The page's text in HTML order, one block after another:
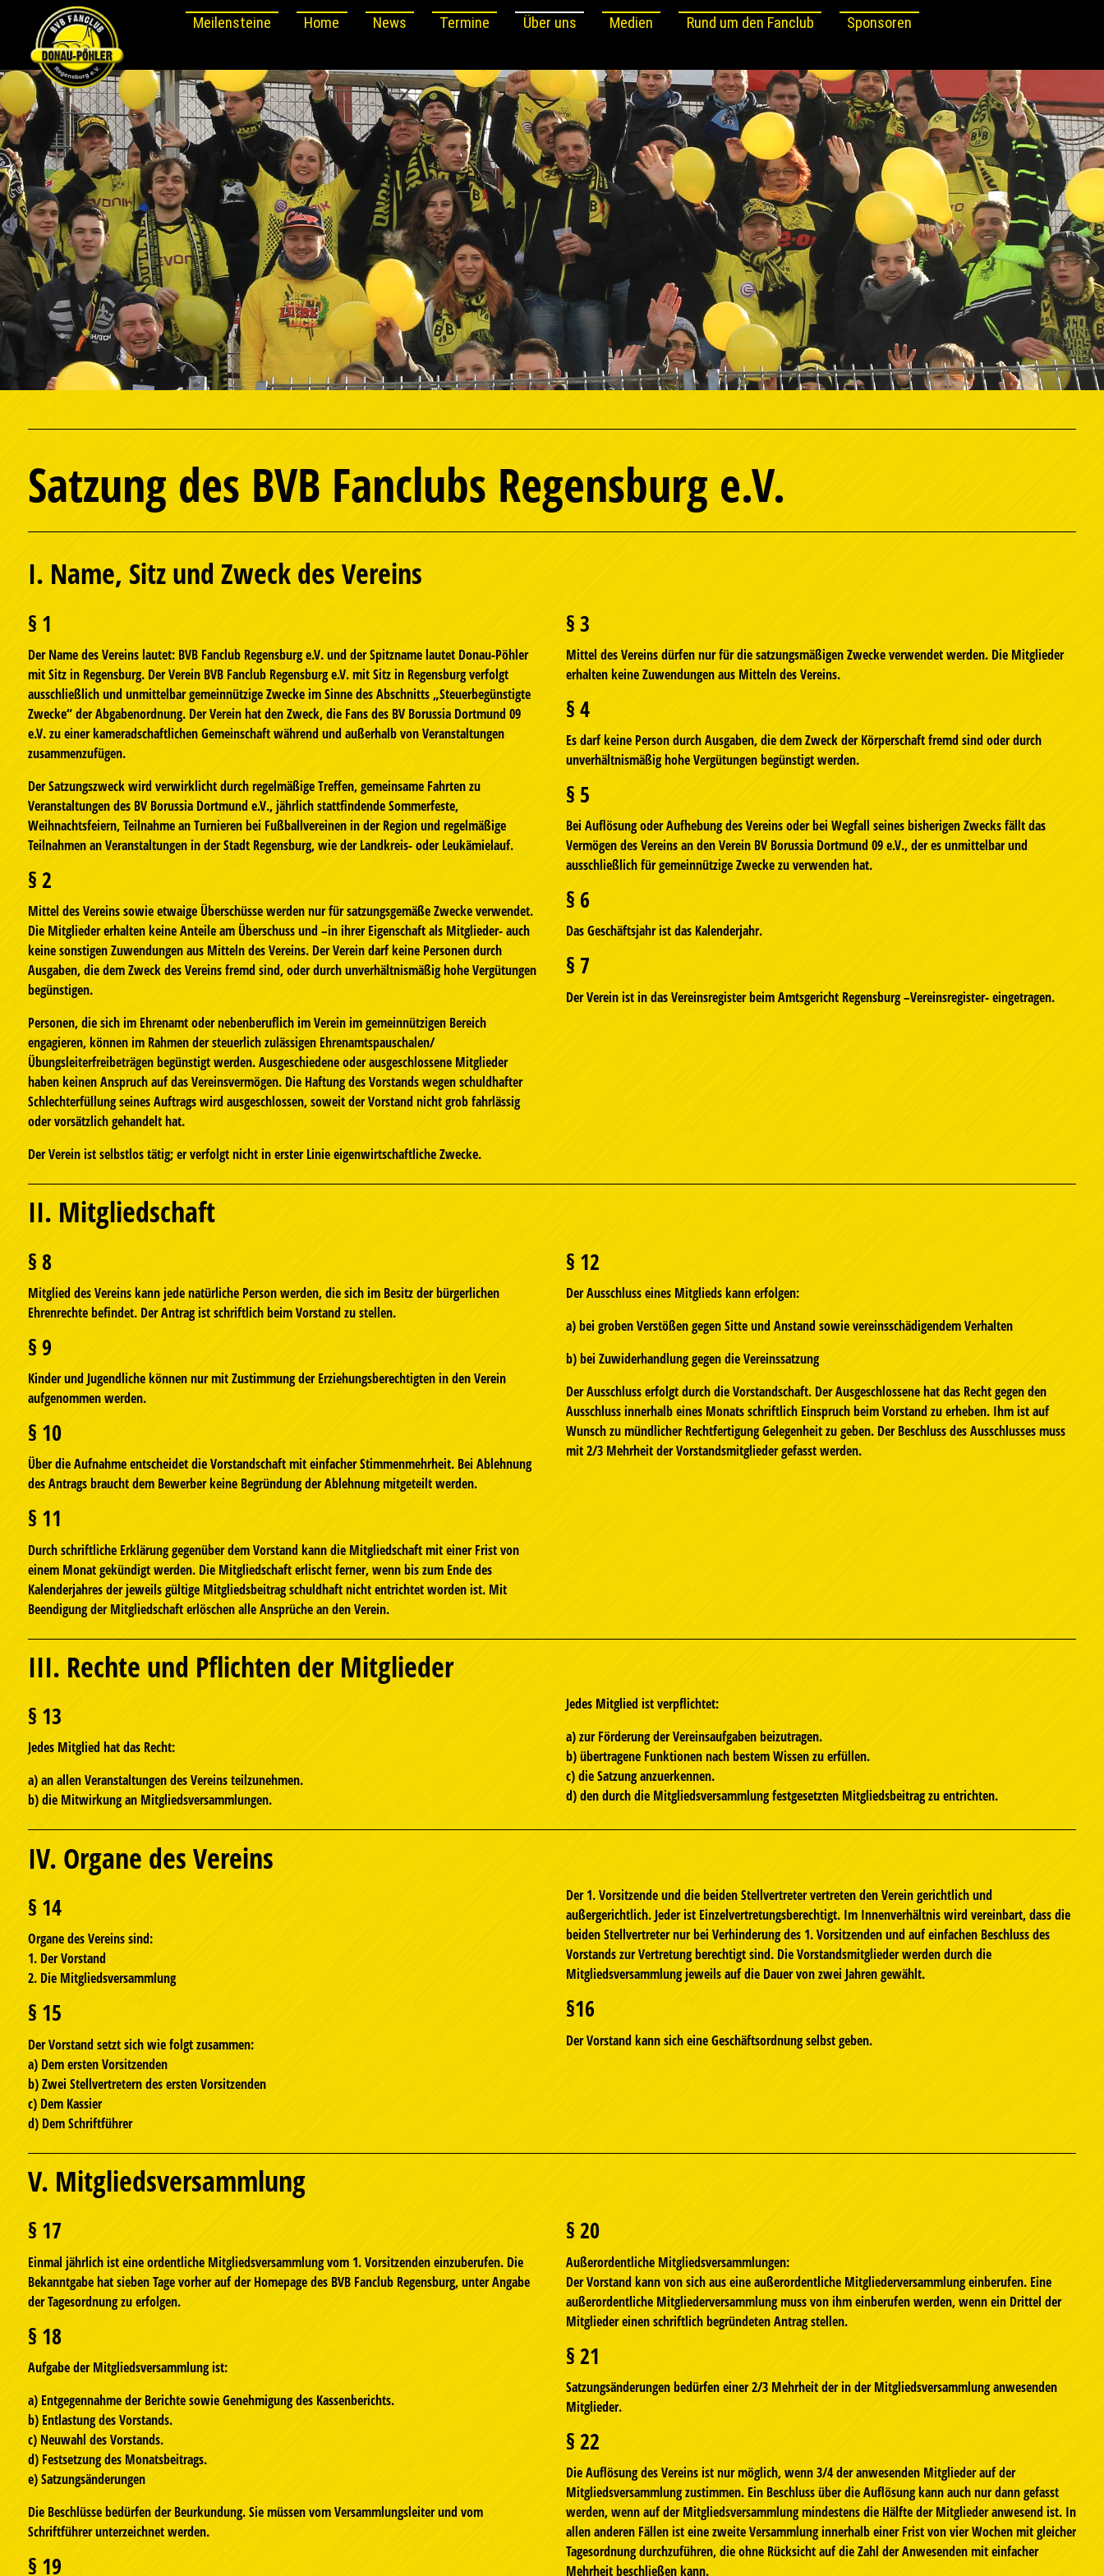
Meilensteine Home News Termine Über uns Medien Rund um den Fanclub Sponsoren
Satzung des BVB Fanclubs Regensburg e.V.
I. Name, Sitz und Zweck des Vereins
§ 1
Der Name des Vereins lautet: BVB Fanclub Regensburg e.V. und der Spitzname lautet Donau-Pöhler
mit Sitz in Regensburg. Der Verein BVB Fanclub Regensburg e.V. mit Sitz in Regensburg verfolgt
ausschließlich und unmittelbar gemeinnützige Zwecke im Sinne des Abschnitts „Steuerbegünstigte
Zwecke“ der Abgabenordnung. Der Verein hat den Zweck, die Fans des BV Borussia Dortmund 09
e.V. zu einer kameradschaftlichen Gemeinschaft während und außerhalb von Veranstaltungen
zusammenzufügen.
Der Satzungszweck wird verwirklicht durch regelmäßige Treffen, gemeinsame Fahrten zu
Veranstaltungen des BV Borussia Dortmund e.V., jährlich stattfindende Sommerfeste,
Weihnachtsfeiern, Teilnahme an Turnieren bei Fußballvereinen in der Region und regelmäßige
Teilnahmen an Veranstaltungen in der Stadt Regensburg, wie der Landkreis- oder Leukämielauf.
§ 2
Mittel des Vereins sowie etwaige Überschüsse werden nur für satzungsgemäße Zwecke verwendet.
Die Mitglieder erhalten keine Anteile am Überschuss und –in ihrer Eigenschaft als Mitglieder- auch
keine sonstigen Zuwendungen aus Mitteln des Vereins. Der Verein darf keine Personen durch
Ausgaben, die dem Zweck des Vereins fremd sind, oder durch unverhältnismäßig hohe Vergütungen
begünstigen.
Personen, die sich im Ehrenamt oder nebenberuflich im Verein im gemeinnützigen Bereich
engagieren, können im Rahmen der steuerlich zulässigen Ehrenamtspauschalen/
Übungsleiterfreibeträgen begünstigt werden. Ausgeschiedene oder ausgeschlossene Mitglieder
haben keinen Anspruch auf das Vereinsvermögen. Die Haftung des Vorstands wegen schuldhafter
Schlechterfüllung seines Auftrags wird ausgeschlossen, soweit der Vorstand nicht grob fahrlässig
oder vorsätzlich gehandelt hat.
Der Verein ist selbstlos tätig; er verfolgt nicht in erster Linie eigenwirtschaftliche Zwecke.
§ 3
Mittel des Vereins dürfen nur für die satzungsmäßigen Zwecke verwendet werden. Die Mitglieder
erhalten keine Zuwendungen aus Mitteln des Vereins.
§ 4
Es darf keine Person durch Ausgaben, die dem Zweck der Körperschaft fremd sind oder durch
unverhältnismäßig hohe Vergütungen begünstigt werden.
§ 5
Bei Auflösung oder Aufhebung des Vereins oder bei Wegfall seines bisherigen Zwecks fällt das
Vermögen des Vereins an den Verein BV Borussia Dortmund 09 e.V., der es unmittelbar und
ausschließlich für gemeinnützige Zwecke zu verwenden hat.
§ 6
Das Geschäftsjahr ist das Kalenderjahr.
§ 7
Der Verein ist in das Vereinsregister beim Amtsgericht Regensburg –Vereinsregister- eingetragen.
II. Mitgliedschaft
§ 8
Mitglied des Vereins kann jede natürliche Person werden, die sich im Besitz der bürgerlichen
Ehrenrechte befindet. Der Antrag ist schriftlich beim Vorstand zu stellen.
§ 9
Kinder und Jugendliche können nur mit Zustimmung der Erziehungsberechtigten in den Verein
aufgenommen werden.
§ 10
Über die Aufnahme entscheidet die Vorstandschaft mit einfacher Stimmenmehrheit. Bei Ablehnung
des Antrags braucht dem Bewerber keine Begründung der Ablehnung mitgeteilt werden.
§ 11
Durch schriftliche Erklärung gegenüber dem Vorstand kann die Mitgliedschaft mit einer Frist von
einem Monat gekündigt werden. Die Mitgliedschaft erlischt ferner, wenn bis zum Ende des
Kalenderjahres der jeweils gültige Mitgliedsbeitrag schuldhaft nicht entrichtet worden ist. Mit
Beendigung der Mitgliedschaft erlöschen alle Ansprüche an den Verein.
§ 12
Der Ausschluss eines Mitglieds kann erfolgen:
a) bei groben Verstößen gegen Sitte und Anstand sowie vereinsschädigendem Verhalten
b) bei Zuwiderhandlung gegen die Vereinssatzung
Der Ausschluss erfolgt durch die Vorstandschaft. Der Ausgeschlossene hat das Recht gegen den
Ausschluss innerhalb eines Monats schriftlich Einspruch beim Vorstand zu erheben. Ihm ist auf
Wunsch zu mündlicher Rechtfertigung Gelegenheit zu geben. Der Beschluss des Ausschlusses muss
mit 2/3 Mehrheit der Vorstandsmitglieder gefasst werden.
III. Rechte und Pflichten der Mitglieder
§ 13
Jedes Mitglied hat das Recht:
a) an allen Veranstaltungen des Vereins teilzunehmen.
b) die Mitwirkung an Mitgliedsversammlungen.
Jedes Mitglied ist verpflichtet:
a) zur Förderung der Vereinsaufgaben beizutragen.
b) übertragene Funktionen nach bestem Wissen zu erfüllen.
c) die Satzung anzuerkennen.
d) den durch die Mitgliedsversammlung festgesetzten Mitgliedsbeitrag zu entrichten.
IV. Organe des Vereins
§ 14
Organe des Vereins sind:
1. Der Vorstand
2. Die Mitgliedsversammlung
§ 15
Der Vorstand setzt sich wie folgt zusammen:
a) Dem ersten Vorsitzenden
b) Zwei Stellvertretern des ersten Vorsitzenden
c) Dem Kassier
d) Dem Schriftführer
Der 1. Vorsitzende und die beiden Stellvertreter vertreten den Verein gerichtlich und
außergerichtlich. Jeder ist Einzelvertretungsberechtigt. Im Innenverhältnis wird vereinbart, dass die
beiden Stellvertreter nur bei Verhinderung des 1. Vorsitzenden und auf einfachen Beschluss des
Vorstands zur Vertretung berechtigt sind. Die Vorstandsmitglieder werden durch die
Mitgliedsversammlung jeweils auf die Dauer von zwei Jahren gewählt.
§16
Der Vorstand kann sich eine Geschäftsordnung selbst geben.
V. Mitgliedsversammlung
§ 17
Einmal jährlich ist eine ordentliche Mitgliedsversammlung vom 1. Vorsitzenden einzuberufen. Die
Bekanntgabe hat sieben Tage vorher auf der Homepage des BVB Fanclub Regensburg, unter Angabe
der Tagesordnung zu erfolgen.
§ 18
Aufgabe der Mitgliedsversammlung ist:
a) Entgegennahme der Berichte sowie Genehmigung des Kassenberichts.
b) Entlastung des Vorstands.
c) Neuwahl des Vorstands.
d) Festsetzung des Monatsbeitrags.
e) Satzungsänderungen
Die Beschlüsse bedürfen der Beurkundung. Sie müssen vom Versammlungsleiter und vom
Schriftführer unterzeichnet werden.
§ 19
§ 20
Außerordentliche Mitgliedsversammlungen:
Der Vorstand kann von sich aus eine außerordentliche Mitgliederversammlung einberufen. Eine
außerordentliche Mitgliederversammlung muss von ihm einberufen werden, wenn ein Drittel der
Mitglieder einen schriftlich begründeten Antrag stellen.
§ 21
Satzungsänderungen bedürfen einer 2/3 Mehrheit der in der Mitgliedsversammlung anwesenden
Mitglieder.
§ 22
Die Auflösung des Vereins ist nur möglich, wenn 3/4 der anwesenden Mitglieder auf der
Mitgliedsversammlung zustimmen. Ein Beschluss über die Auflösung kann auch nur dann gefasst
werden, wenn auf der Mitgliedsversammlung mindestens die Hälfte der Mitglieder anwesend ist. In
allen anderen Fällen ist eine zweite Versammlung innerhalb einer Frist von vier Wochen mit gleicher
Tagesordnung durchzuführen, die ohne Rücksicht auf die Zahl der Anwesenden mit einfacher
Mehrheit beschließen kann.